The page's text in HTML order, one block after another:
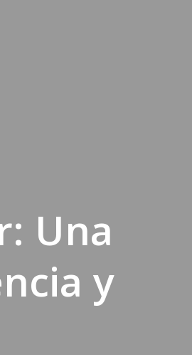
Una
y